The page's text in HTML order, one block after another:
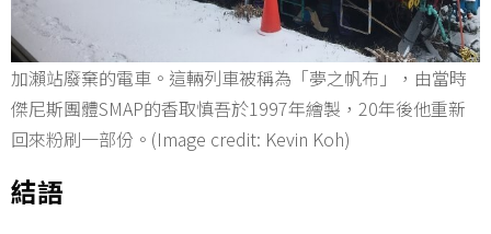
加瀨站廢棄的電車。這輛列車被稱為「夢之帆布」，由當時
傑尼斯團體SMAP的香取慎吾於1997年繪製，20年後他重新
回來粉刷一部份。(Image credit: Kevin Koh)
結語